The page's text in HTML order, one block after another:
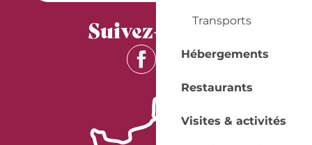
Transports
Hébergements
Restaurants
Visites & activités
Suivez-nous !